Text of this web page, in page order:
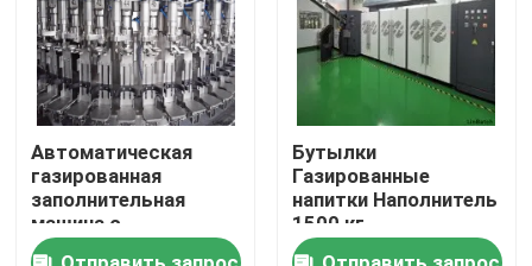
Дом
Продукты
Ролики
Автоматическая
газированная
заполнительная
машина с
производственной
Бутылки
Газированные
напитки Наполнитель
1500 кг
Газированные